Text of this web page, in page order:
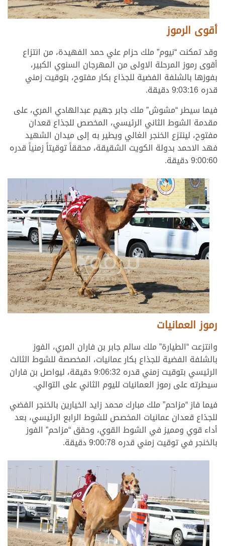
أقوى الرموز
وقد تمكنت “نيوم” ملك حزام علي حمد الفهيدة، من انتزاع
أقوى رموز المرحلة الاولى من المهرجان السنوي الكبير،
بفوزها بالشلفة الفضية للجذاع بكار مفتوح، بتوقيت زمني
قدره 9:03:16 دقيقة.
فيما سيطر “مشوش” ملك جابر جهيم عبدالهادي المري، على
مقدمة الشوط الثاني الرئيسي، المخصص للجذاع قعدان
مفتوح، لينتزع الخنجر الغالي ويطير به إلى ميدان الشهيد
فهد الاحمد بدولة الكويت الشقيقة، محققاً توقيتاً زمنياً قدره
9:00:60 دقيقة.
رموز العمانيات
وانتزعت “الطيارة” ملك سالم جابر بن فاران المري، الفوز
بالشلفة الفضية للجذاع بكار عمانيات، المخصصة للشوط الثالث
الرئيسي بتوقيت زمني قدره 9:06:32 دقيقة، ليواصل بن فاران
سيطرته على رموز العمانيات لليوم الثاني على التوالي.
فيما فاز “مزاحم” ملك مبارك محمد زايد الخيارين بالخنجر الفضي
للجذاع قعدان عمانيات المخصص للشوط الرابع الرئيسي، بعد
أداء قوي ومميز في الشوط القوي، وحقق “مزاحم” الفوز
بالخنجر في توقيت زمني قدره 9:00:78 دقيقة.